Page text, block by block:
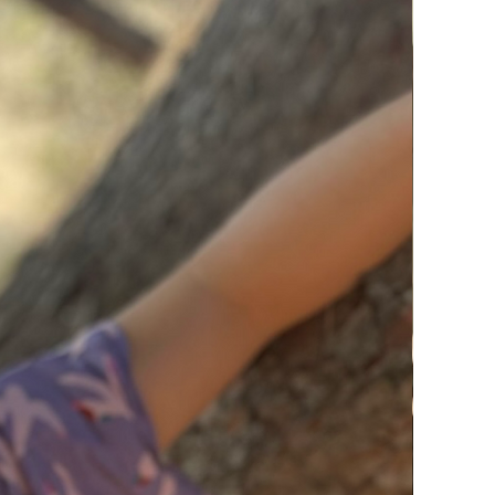
Sling Notting Hill
GLAM & GOLD